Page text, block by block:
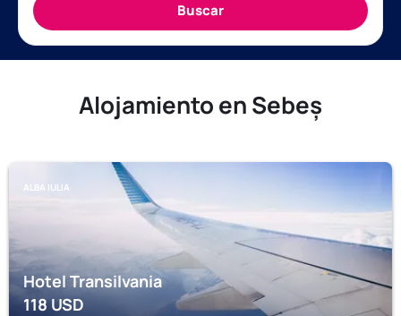
Alojamiento en Sebeș
ALBA IULIA
Hotel Transilvania
118USD